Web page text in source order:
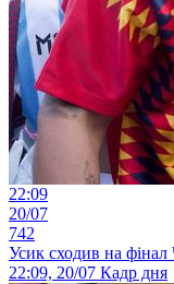
22:09
20/07
742
Усик сходив на
22:09, 20/07 Кадр дня